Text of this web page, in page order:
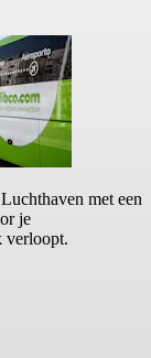
met een
je
verloopt.